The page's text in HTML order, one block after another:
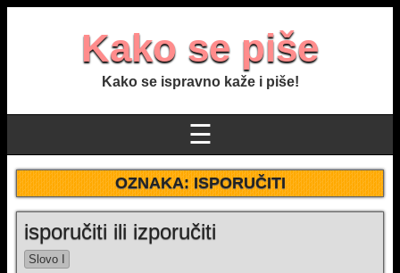
Kako se piše
Kako se ispravno kaže i piše!
☰
OZNAKA:ISPORUČITI
isporučiti ili izporučiti
Slovo I